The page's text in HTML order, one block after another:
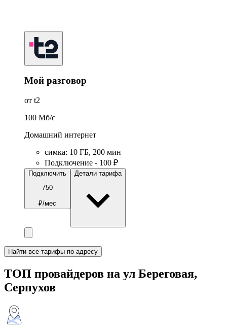
Мой разговор
от t2
100 Мб/c
Домашний интернет
симка: 10 ГБ, 200 мин
Подключение - 100 ₽
Подключить
750
₽/мес
Детали тарифа
Найти все тарифы по адресу
ТОП провайдеров на ул Береговая,
Серпухов